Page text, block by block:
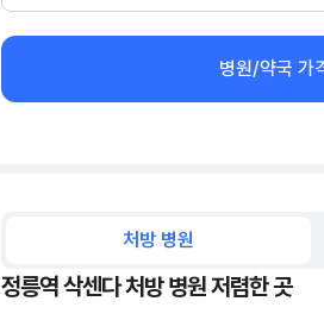
병원/약국 가
처방 병원
정릉역 삭센다 처방 병원 저렴한 곳